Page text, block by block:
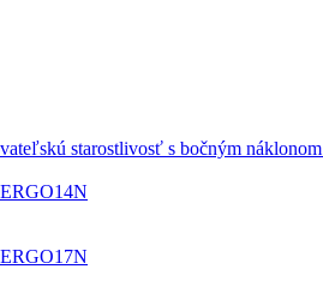
starostlivosť s bočným náklonom